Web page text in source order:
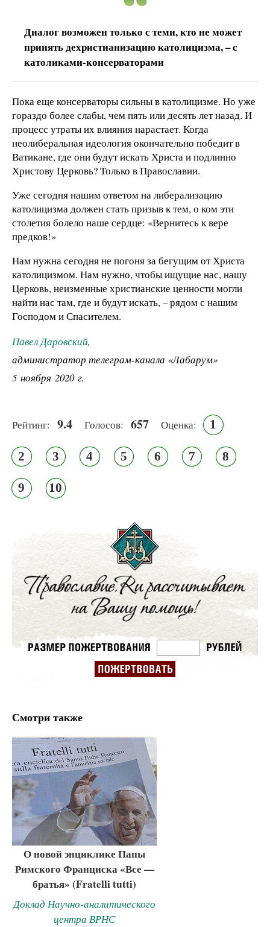
Диалог возможен только с теми, кто не может
принять дехристианизацию католицизма, – с
католиками-консерваторами
Пока еще консерваторы сильны в католицизме. Но уже
гораздо более слабы, чем пять или десять лет назад. И
процесс утраты их влияния нарастает. Когда
неолиберальная идеология окончательно победит в
Ватикане, где они будут искать Христа и подлинно
Христову Церковь? Только в Православии.
Уже сегодня нашим ответом на либерализацию
католицизма должен стать призыв к тем, о ком эти
столетия болело наше сердце: «Вернитесь к вере
предков!»
Нам нужна сегодня не погоня за бегущим от Христа
католицизмом. Нам нужно, чтобы ищущие нас, нашу
Церковь, неизменные христианские ценности могли
найти нас там, где и будут искать, – рядом с нашим
Господом и Спасителем.
Павел Даровский,
администратор телеграм-канала «Лабарум»
5 ноября 2020 г.
Рейтинг: 9.4 Голосов: 657 Оценка: 1
2 3 4 5 6 7 8
9 10
Смотри также
О новой энциклике Папы
Римского Франциска «Все —
братья» (Fratelli tutti)
Доклад Научно-аналитического
центра ВРНС